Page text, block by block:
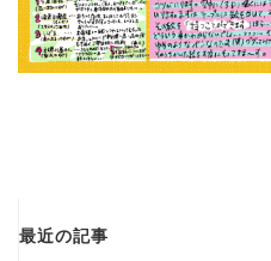
最近の記事